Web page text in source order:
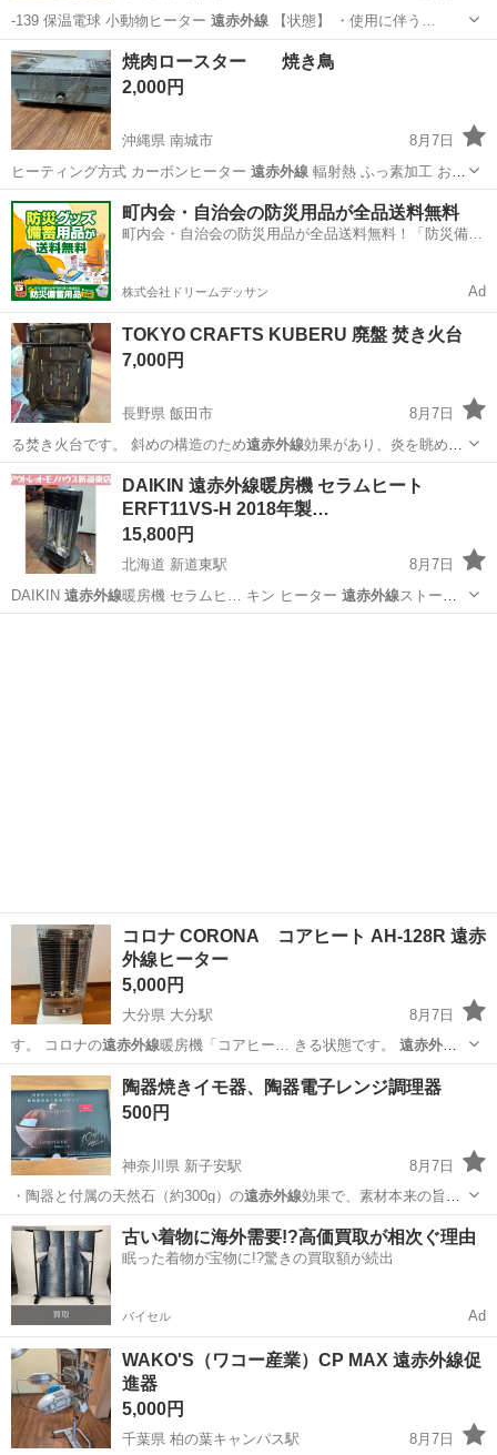
-139 保温電球 小動物ヒーター 遠赤外線 【状態】 ・使用に伴う…
神奈川 横浜市 季節、空調家電 小動物
焼肉ロースター 焼き鳥
2,000円
沖縄県 南城市
8月7日
ヒーティング方式 カーボンヒーター 遠赤外線輻射熱 ふっ素加工 おう
ちBBQ …
沖縄 南城市 家電 ロースター
町内会・自治会の防災用品が全品送料無料
町内会・自治会の防災用品が全品送料無料！「防災備蓄
株式会社ドリームデッサン Ad
TOKYO CRAFTS KUBERU 廃盤 焚き火台
7,000円
長野県 飯田市
8月7日
る焚き火台です。 斜めの構造のため遠赤外線効果があり、炎を眺めて
いるだけでも癒…
長野 飯田市 その他 組み立て
DAIKIN 遠赤外線暖房機 セラムヒート
ERFT11VS-H 2018年製…
15,800円
北海道 新道東駅
8月7日
DAIKIN 遠赤外線暖房機 セラムヒ… キン ヒーター 遠赤外線ストーブ
暖房 …
コロナ CORONA コアヒート AH-128R 遠赤
外線ヒーター
5,000円
大分県 大分駅
8月7日
す。 コロナの遠赤外線暖房機「コアヒー… きる状態です。 遠赤外線
で体の芯から温ま…
大分 大分市 大分駅 季節、空調家電
陶器焼きイモ器、陶器電子レンジ調理器
500円
神奈川県 新子安駅
8月7日
・陶器と付属の天然石（約300g）の遠赤外線効果で、素材本来の旨味
をじっくり引き…
神奈川 横浜市 新子安駅 調理器具 天然
古い着物に海外需要!?高価買取が相次ぐ理由
眠った着物が宝物に!?驚きの買取額が続出
バイセル Ad
WAKO'S（ワコー産業）CP MAX 遠赤外線促
進器
5,000円
千葉県 柏の葉キャンパス駅
8月7日